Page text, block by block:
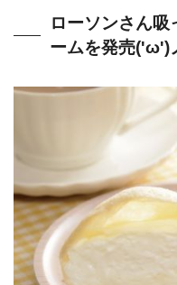
ローソンさん吸
ームを発売('ω')